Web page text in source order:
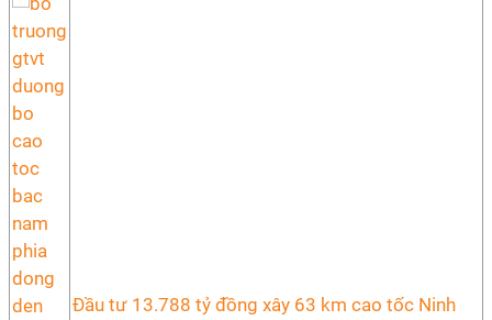
Đầu tư 13.788 tỷ đồng xây 63 km cao tốc Ninh